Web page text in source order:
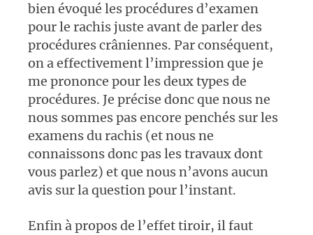
bien évoqué les procédures d’examen
pour le rachis juste avant de parler des
procédures crâniennes. Par conséquent,
on a effectivement l’impression que je
me prononce pour les deux types de
procédures. Je précise donc que nous ne
nous sommes pas encore penchés sur les
examens du rachis (et nous ne
connaissons donc pas les travaux dont
vous parlez) et que nous n’avons aucun
avis sur la question pour l’instant.
Enfin à propos de l’effet tiroir, il faut